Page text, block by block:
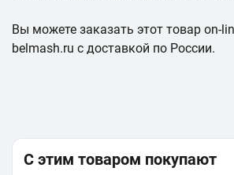
Вы можете заказать этот товар on-
belmash.ru с доставкой по России.
С этим товаром покупают